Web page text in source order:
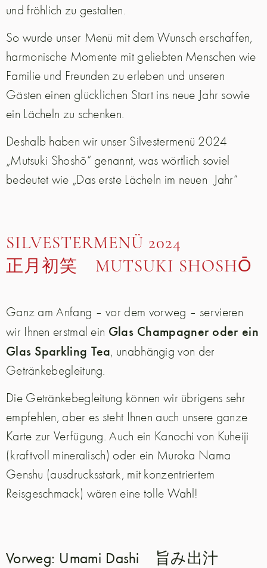
und fröhlich zu gestalten.
So wurde unser Menü mit dem Wunsch erschaffen,
harmonische Momente mit geliebten Menschen wie
Familie und Freunden zu erleben und unseren
Gästen einen glücklichen Start ins neue Jahr sowie
ein Lächeln zu schenken.
Deshalb haben wir unser Silvestermenü 2024
„Mutsuki Shoshō“ genannt, was wörtlich soviel
bedeutet wie „Das erste Lächeln im neuen Jahr“
SILVESTERMENÜ 2024
正月初笑 MUTSUKI SHOSHŌ
Ganz am Anfang – vor dem vorweg – servieren
wir Ihnen erstmal ein Glas Champagner oder ein
Glas Sparkling Tea, unabhängig von der
Getränkebegleitung.
Die Getränkebegleitung können wir übrigens sehr
empfehlen, aber es steht Ihnen auch unsere ganze
Karte zur Verfügung. Auch ein Kanochi von Kuheiji
(kraftvoll mineralisch) oder ein Muroka Nama
Genshu (ausdrucksstark, mit konzentriertem
Reisgeschmack) wären eine tolle Wahl!
Vorweg: Umami Dashi 旨み出汁